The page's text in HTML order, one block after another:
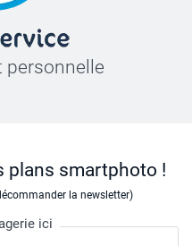
personnelle
plans smartphoto !
la newsletter)
ici